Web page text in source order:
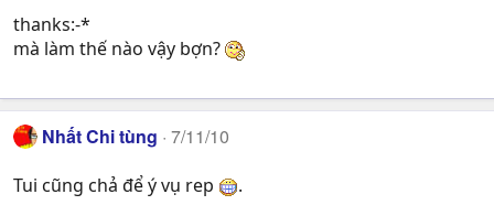
thanks:-*
mà làm thế nào vậy bợn?
Nhất Chi tùng 7/11/10
Tui cũng chả để ý vụ rep .